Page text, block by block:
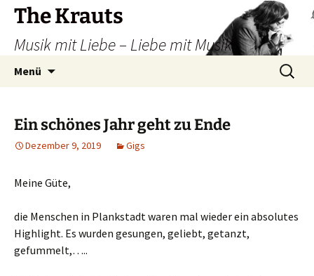
Zum
Inhalt
springen
The Krauts
Musik mit Liebe – Liebe mit Musik
Menü
Suchen
nach:
Ein schönes Jahr geht zu Ende
Dezember 9, 2019 Gigs
Meine Güte,
die Menschen in Plankstadt waren mal wieder ein absolutes
Highlight. Es wurden gesungen, geliebt, getanzt,
gefummelt,…..